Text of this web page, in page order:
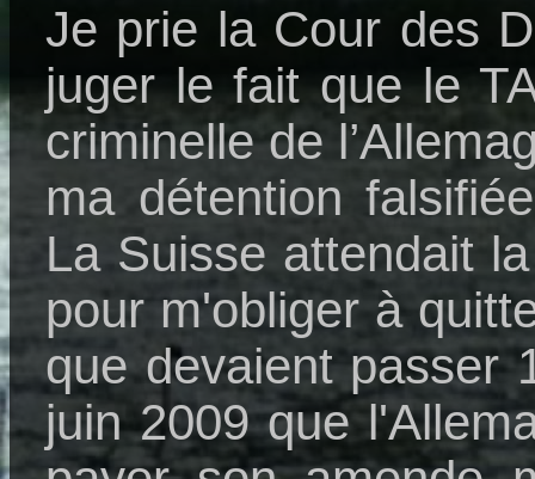
Je prie la Cour des
juger le fait que le
criminelle de
ma détention
La Suisse attendait
pour m'obliger à
que devaient passer
juin 2009 que